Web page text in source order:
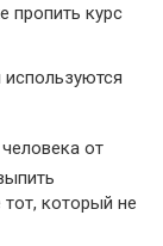
пропить курс
от
тот, который не